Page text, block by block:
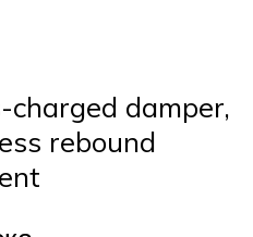
damper,
rebound